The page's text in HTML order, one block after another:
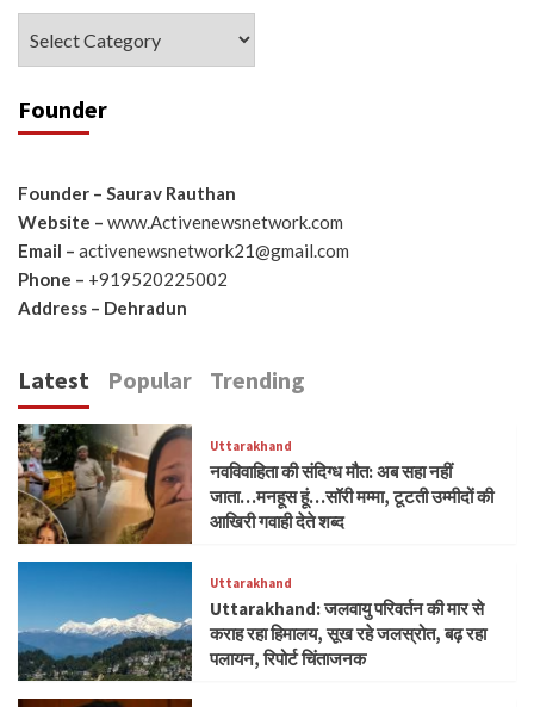
Founder
Founder – Saurav Rauthan
Website – www.Activenewsnetwork.com
Email – activenewsnetwork21@gmail.com
Phone – +919520225002
Address – Dehradun
Latest Popular Trending
Uttarakhand
नवविवाहिता की संदिग्ध मौत: अब सहा नहीं
जाता…मनहूस हूं…सॉरी मम्मा, टूटती उम्मीदों की
आखिरी गवाही देते शब्द
Uttarakhand
Uttarakhand: जलवायु परिवर्तन की मार से
कराह रहा हिमालय, सूख रहे जलस्रोत, बढ़ रहा
पलायन, रिपोर्ट चिंताजनक